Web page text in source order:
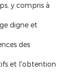
y compris à
digne et
des
et l'obtention